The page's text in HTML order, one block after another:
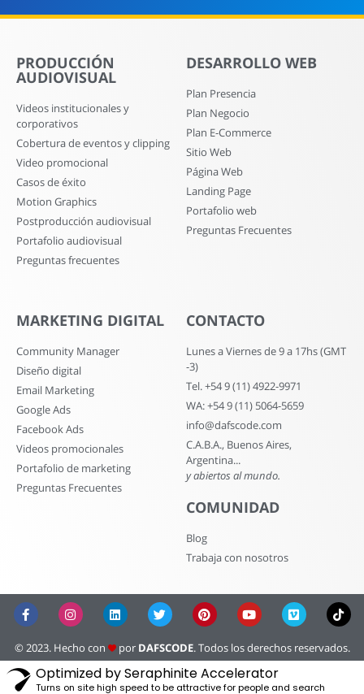
PRODUCCIÓN
AUDIOVISUAL
Videos institucionales y
corporativos
Cobertura de eventos y clipping
Video promocional
Casos de éxito
Motion Graphics
Postproducción audiovisual
Portafolio audiovisual
Preguntas frecuentes
DESARROLLO WEB
Plan Presencia
Plan Negocio
Plan E-Commerce
Sitio Web
Página Web
Landing Page
Portafolio web
Preguntas Frecuentes
MARKETING DIGITAL
Community Manager
Diseño digital
Email Marketing
Google Ads
Facebook Ads
Videos promocionales
Portafolio de marketing
Preguntas Frecuentes
CONTACTO
Lunes a Viernes de 9 a 17hs (GMT
-3)
Tel. +54 9 (11) 4922-9971
WA: +54 9 (11) 5064-5659
info@dafscode.com
C.A.B.A., Buenos Aires,
Argentina...
y abiertos al mundo.
COMUNIDAD
Blog
Trabaja con nosotros
© 2023. Hecho con por DAFSCODE. Todos los derechos reservados.
Optimized by Seraphinite Accelerator
Turns on site high speed to be attractive for people and search